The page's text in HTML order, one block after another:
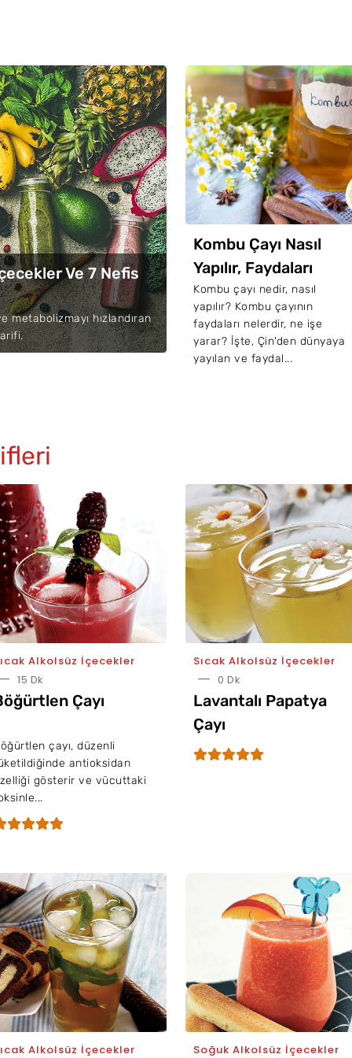
Ve 7 Nefis
metabolizmayı hızlandıran
İçecek Tarifleri:
Kalorili 7 Nefis
Tarifi
kalorili yaz içeceği
nasıl yapılır? Beslenme
Uzmanı Ece
yazın bunaltıcı
Kombu Çayı Nasıl
Yapılır, Faydaları
Nelerdir?
Kombu çayı nedir, nasıl
yapılır? Kombu çayının
faydaları nelerdir, ne işe
yarar? İşte, Çin'den dünyaya
yayılan ve faydal...
Alkolsüz İçecekler
15 Dk
Çayı
çayı, düzenli
antioksidan
gösterir ve vücuttaki
Sıcak Alkolsüz İçecekler
0 Dk
Lavantalı Papatya
Çayı
Alkolsüz İçecekler Soğuk Alkolsüz İçecekler